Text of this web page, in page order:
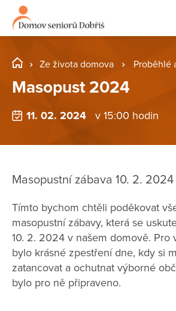
Ze života domova Proběhlé
Masopust 2024
11. 02. 2024 v 15:00 hodin
Masopustní zábava 10. 2. 2024
Tímto bychom chtěli poděkovat
masopustní zábavy, která se
10. 2. 2024 v našem domově. Pro
bylo krásné zpestření dne, kdy si
zatancovat a ochutnat výborné
bylo pro ně připraveno.